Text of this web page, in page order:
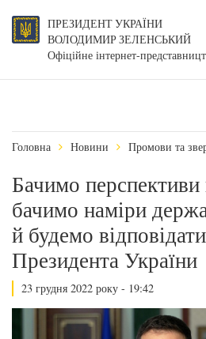
ПРЕЗИДЕНТ УКРАЇНИ
ВОЛОДИМИР ЗЕЛЕНСЬКИЙ
Офіційне інтернет-
Головна Новини Промови та
Бачимо перспективи
бачимо наміри
й будемо
Президента України
23 грудня 2022 року - 19:42